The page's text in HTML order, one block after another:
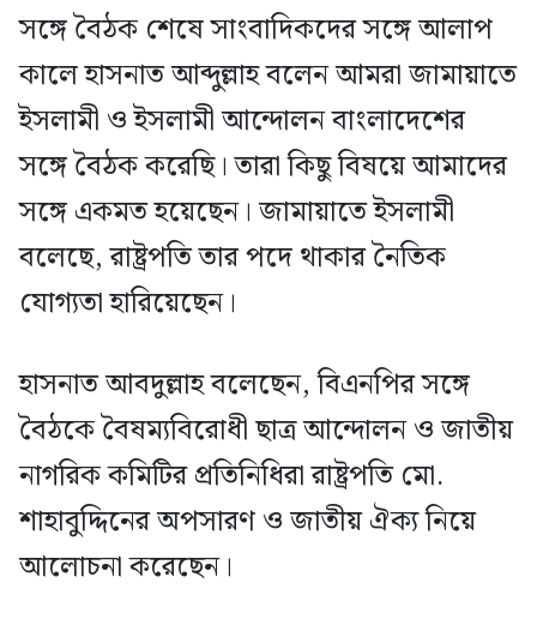
সঙ্গে বৈঠক শেষে সাংবাদিকদের সঙ্গে আলাপ
কালে হাসনাত আব্দুল্লাহ বলেন আমরা জামায়াতে
ইসলামী ও ইসলামী আন্দোলন বাংলাদেশের
সঙ্গে বৈঠক করেছি। তারা কিছু বিষয়ে আমাদের
সঙ্গে একমত হয়েছেন। জামায়াতে ইসলামী
বলেছে, রাষ্ট্রপতি তার পদে থাকার নৈতিক
যোগ্যতা হারিয়েছেন।
হাসনাত আবদুল্লাহ বলেছেন, বিএনপির সঙ্গে
বৈঠকে বৈষম্যবিরোধী ছাত্র আন্দোলন ও জাতীয়
নাগরিক কমিটির প্রতিনিধিরা রাষ্ট্রপতি মো.
শাহাবুদ্দিনের অপসারণ ও জাতীয় ঐক্য নিয়ে
আলোচনা করেছেন।